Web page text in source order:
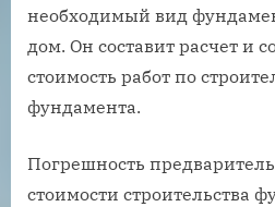
необходимый вид
дом. Он составит расчет и
стоимость работ по
фундамента.
Погрешность
стоимости строительства